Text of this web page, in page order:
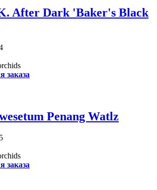
After Dark 'Baker's Black
заказа
Penang Watlz
заказа